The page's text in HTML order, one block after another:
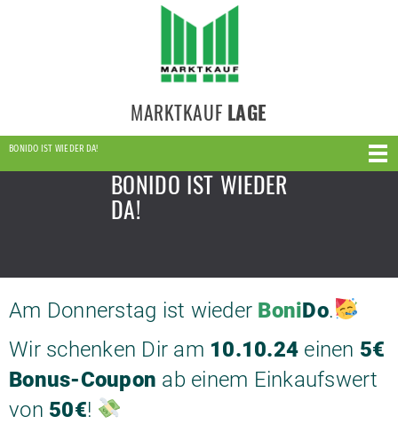
MARKTKAUF LAGE
BONIDO IST WIEDER DA!
BONIDO IST WIEDER
DA!
Am Donnerstag ist wieder BoniDo.
Wir schenken Dir am 10.10.24 einen 5€
Bonus-Coupon ab einem Einkaufswert
von 50€!